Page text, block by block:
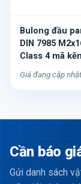
Bulong đầu
DIN 7985
Class 4 mã
Giá đang cập nhật
Cần báo
Gửi danh sách